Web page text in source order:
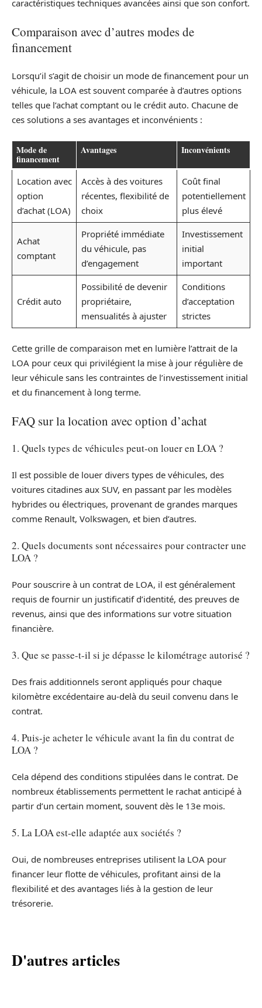
caractéristiques techniques avancées ainsi que son confort.
Comparaison avec d’autres modes de
financement
Lorsqu’il s’agit de choisir un mode de financement pour un
véhicule, la LOA est souvent comparée à d’autres options
telles que l’achat comptant ou le crédit auto. Chacune de
ces solutions a ses avantages et inconvénients :
Mode de
financement
Avantages Inconvénients
Location avec
option
d’achat (LOA)
Accès à des voitures
récentes, flexibilité de
choix
Coût final
potentiellement
plus élevé
Achat
comptant
Propriété immédiate
du véhicule, pas
d’engagement
Investissement
initial
important
Crédit auto
Possibilité de devenir
propriétaire,
mensualités à ajuster
Conditions
d’acceptation
strictes
Cette grille de comparaison met en lumière l’attrait de la
LOA pour ceux qui privilégient la mise à jour régulière de
leur véhicule sans les contraintes de l’investissement initial
et du financement à long terme.
FAQ sur la location avec option d’achat
1. Quels types de véhicules peut-on louer en LOA ?
Il est possible de louer divers types de véhicules, des
voitures citadines aux SUV, en passant par les modèles
hybrides ou électriques, provenant de grandes marques
comme Renault, Volkswagen, et bien d’autres.
2. Quels documents sont nécessaires pour contracter une
LOA ?
Pour souscrire à un contrat de LOA, il est généralement
requis de fournir un justificatif d’identité, des preuves de
revenus, ainsi que des informations sur votre situation
financière.
3. Que se passe-t-il si je dépasse le kilométrage autorisé ?
Des frais additionnels seront appliqués pour chaque
kilomètre excédentaire au-delà du seuil convenu dans le
contrat.
4. Puis-je acheter le véhicule avant la fin du contrat de
LOA ?
Cela dépend des conditions stipulées dans le contrat. De
nombreux établissements permettent le rachat anticipé à
partir d’un certain moment, souvent dès le 13e mois.
5. La LOA est-elle adaptée aux sociétés ?
Oui, de nombreuses entreprises utilisent la LOA pour
financer leur flotte de véhicules, profitant ainsi de la
flexibilité et des avantages liés à la gestion de leur
trésorerie.
D'autres articles